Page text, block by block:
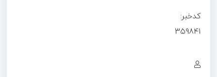
کدخبر:
359841